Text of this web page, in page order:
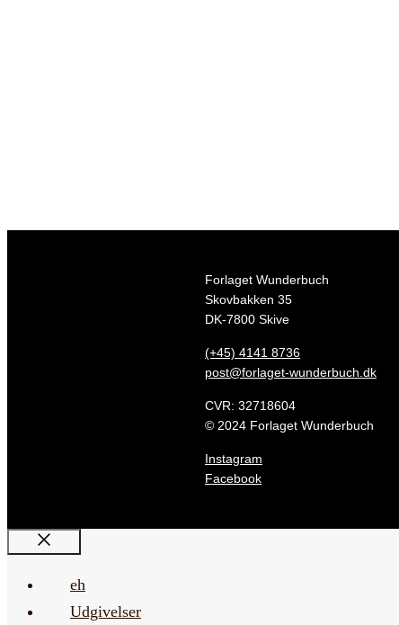
Forlaget Wunderbuch
Skovbakken 35
DK-7800 Skive
(+45) 4141 8736
post@forlaget-wunderbuch.dk
CVR: 32718604
© 2024 Forlaget Wunderbuch
Instagram
Facebook
Luk
eh
Udgivelser